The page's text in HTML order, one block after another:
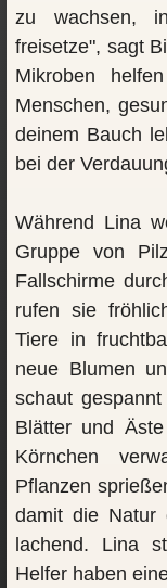
zu wachsen,
freisetze", sagt
Mikroben
Menschen,
deinem Bauch
bei der
Während Lina
Gruppe von
Fallschirme
rufen sie
Tiere in
neue Blumen
schaut
Blätter und
Körnchen
Pflanzen
damit die Natur
lachend. Lina
Helfer haben